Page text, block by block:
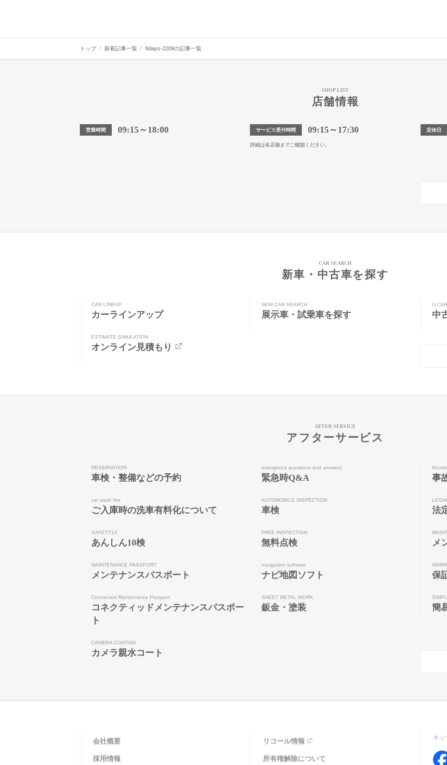
トップ 新着記事一覧 8days-2209の記事一覧
SHOP LIST
店舗情報
営業時間 09:15～18:00 サービス受付時間 09:15～17:30
詳細は各店舗までご確認ください。
定休日
CAR SEARCH
新車・中古車を探す
CAR LINEUP
カーラインアップ
NEW CAR SEARCH
展示車・試乗車を探す
U
中
ESTIMATE SIMULATION
オンライン見積もり
AFTER SERVICE
アフターサービス
RESERVATION
車検・整備などの予約
emergency questions and answers
緊急時Q&A 事
car wash fee
ご入庫時の洗車有料化について
AUTOMOBILE INSPECTION
車検 法
SAFETY10
あんしん10検
FREE INSPECTION
無料点検 メ
MAINTENANCE PASSPORT
メンテナンスパスポート
navigation software
ナビ地図ソフト 保
Connected Maintenance Passport
コネクティッドメンテナンスパスポー
ト
SHEET METAL WORK
鈑金・塗装 簡
CAMERA COATING
カメラ親水コート
会社概要 リコール情報
採用情報 所有権解除について
ネッ